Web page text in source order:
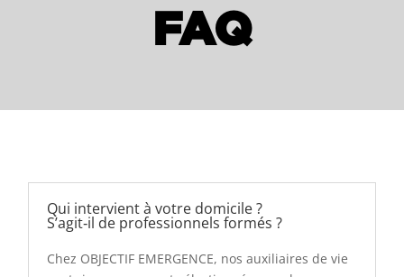
FAQ
Qui intervient à votre domicile ?
S’agit‑il de professionnels formés ?
Chez OBJECTIF EMERGENCE, nos auxiliaires de vie